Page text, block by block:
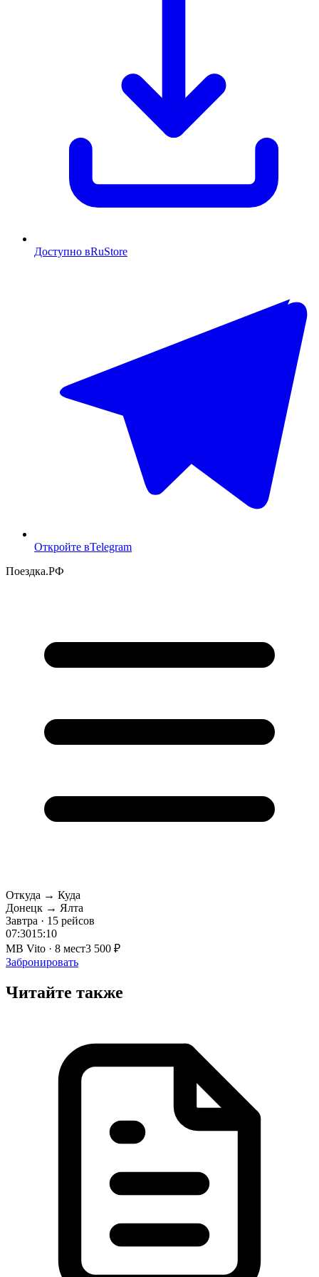
Доступно вRuStore
Откройте вTelegram
Поездка.РФ
Откуда → Куда
Донецк → Ялта
Завтра · 15 рейсов
07:3015:10
MB Vito · 8 мест3 500 ₽
Забронировать
Читайте также